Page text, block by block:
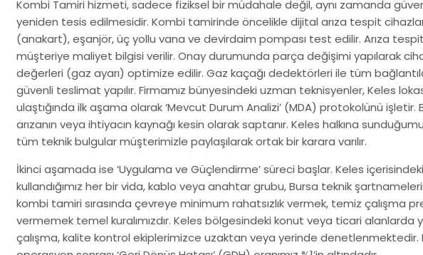
Kombi Tamiri hizmeti, sadece fiziksel bir müdahale değil, aynı zamanda
yeniden tesis edilmesidir. Kombi tamirinde öncelikle dijital arıza tespit
(anakart), eşanjör, üç yollu vana ve devirdaim pompası test edilir. Arıza
müşteriye maliyet bilgisi verilir. Onay durumunda parça değişimi yapılarak
değerleri (gaz ayarı) optimize edilir. Gaz kaçağı dedektörleri ile tüm
güvenli teslimat yapılır. Firmamız bünyesindeki uzman teknisyenler, Keles
ulaştığında ilk aşama olarak ‘Mevcut Durum Analizi’ (MDA) protokolünü işletir.
arızanın veya ihtiyacın kaynağı kesin olarak saptanır. Keles halkına
tüm teknik bulgular müşterimizle paylaşılarak ortak bir karara varılır.
İkinci aşamada ise ‘Uygulama ve Güçlendirme’ süreci başlar. Keles
kullandığımız her bir vida, kablo veya anahtar grubu, Bursa teknik
kombi tamiri sırasında çevreye minimum rahatsızlık vermek, temiz çalışma
vermemek temel kuralımızdır. Keles bölgesindeki konut veya ticari alanlarda
çalışma, kalite kontrol ekiplerimizce uzaktan veya yerinde denetlenmektedir.